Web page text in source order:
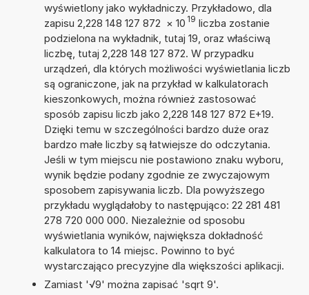
wyświetlony jako wykładniczy. Przykładowo, dla
zapisu 2,228 148 127 872 × 10 19 liczba zostanie
podzielona na wykładnik, tutaj 19, oraz właściwą
liczbę, tutaj 2,228 148 127 872. W przypadku
urządzeń, dla których możliwości wyświetlania liczb
są ograniczone, jak na przykład w kalkulatorach
kieszonkowych, można również zastosować
sposób zapisu liczb jako 2,228 148 127 872 E+19.
Dzięki temu w szczególności bardzo duże oraz
bardzo małe liczby są łatwiejsze do odczytania.
Jeśli w tym miejscu nie postawiono znaku wyboru,
wynik będzie podany zgodnie ze zwyczajowym
sposobem zapisywania liczb. Dla powyższego
przykładu wyglądałoby to następująco: 22 281 481
278 720 000 000. Niezależnie od sposobu
wyświetlania wyników, największa dokładność
kalkulatora to 14 miejsc. Powinno to być
wystarczająco precyzyjne dla większości aplikacji.
Zamiast '√9' można zapisać 'sqrt 9'.